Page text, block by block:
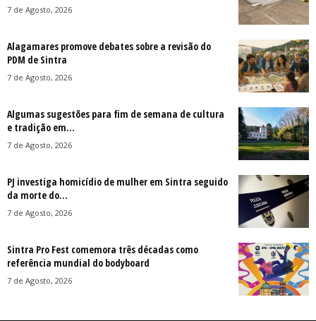
7 de Agosto, 2026
Alagamares promove debates sobre a revisão do
PDM de Sintra
7 de Agosto, 2026
Algumas sugestões para fim de semana de cultura
e tradição em...
7 de Agosto, 2026
PJ investiga homicídio de mulher em Sintra seguido
da morte do...
7 de Agosto, 2026
Sintra Pro Fest comemora três décadas como
referência mundial do bodyboard
7 de Agosto, 2026